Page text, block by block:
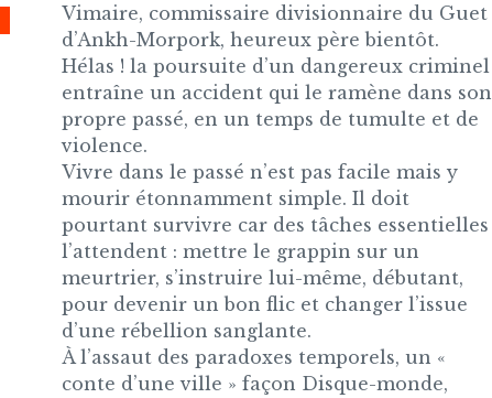
Vimaire, commissaire divisionnaire du Guet
d’Ankh-Morpork, heureux père bientôt.
Hélas ! la poursuite d’un dangereux criminel
entraîne un accident qui le ramène dans son
propre passé, en un temps de tumulte et de
violence.
Vivre dans le passé n’est pas facile mais y
mourir étonnamment simple. Il doit
pourtant survivre car des tâches essentielles
l’attendent : mettre le grappin sur un
meurtrier, s’instruire lui-même, débutant,
pour devenir un bon flic et changer l’issue
d’une rébellion sanglante.
À l’assaut des paradoxes temporels, un «
conte d’une ville » façon Disque-monde,